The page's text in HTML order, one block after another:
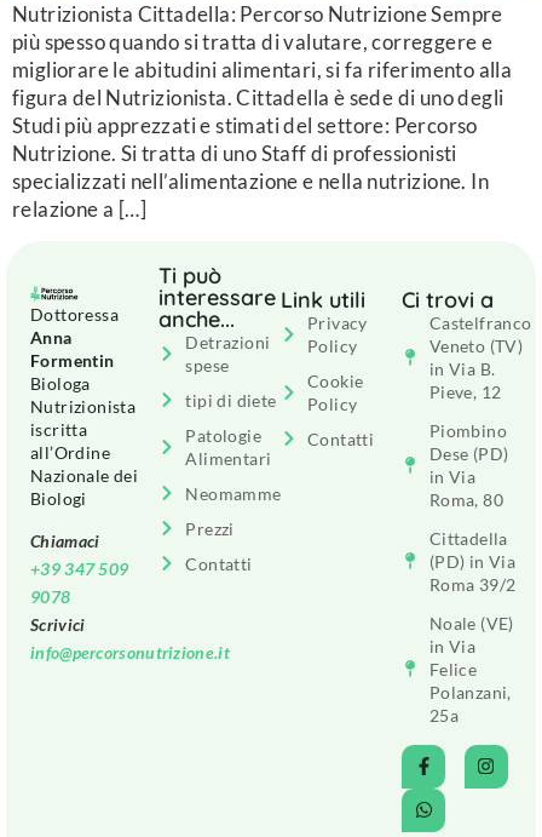
Nutrizionista Cittadella: Percorso Nutrizione Sempre
più spesso quando si tratta di valutare, correggere e
migliorare le abitudini alimentari, si fa riferimento alla
figura del Nutrizionista. Cittadella è sede di uno degli
Studi più apprezzati e stimati del settore: Percorso
Nutrizione. Si tratta di uno Staff di professionisti
specializzati nell’alimentazione e nella nutrizione. In
relazione a […]
Dottoressa
Anna
Formentin
Biologa
Nutrizionista
iscritta
all’Ordine
Nazionale dei
Biologi
Chiamaci
+39 347 509
9078
Scrivici
info@percorsonutrizione.it
Ti può
interessare
anche...
Detrazioni
spese
tipi di diete
Patologie
Alimentari
Neomamme
Prezzi
Contatti
Link utili
Privacy
Policy
Cookie
Policy
Contatti
Ci trovi a
Castelfranco
Veneto (TV)
in Via B.
Pieve, 12
Piombino
Dese (PD)
in Via
Roma, 80
Cittadella
(PD) in Via
Roma 39/2
Noale (VE)
in Via
Felice
Polanzani,
25a